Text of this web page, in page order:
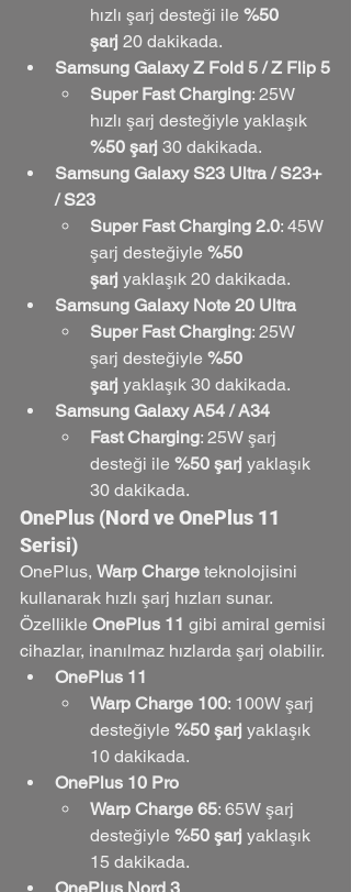
hızlı şarj desteği ile %50
şarj 20 dakikada.
Samsung Galaxy Z Fold 5 / Z Flip 5
Super Fast Charging: 25W
hızlı şarj desteğiyle yaklaşık
%50 şarj 30 dakikada.
Samsung Galaxy S23 Ultra / S23+
/ S23
Super Fast Charging 2.0: 45W
şarj desteğiyle %50
şarj yaklaşık 20 dakikada.
Samsung Galaxy Note 20 Ultra
Super Fast Charging: 25W
şarj desteğiyle %50
şarj yaklaşık 30 dakikada.
Samsung Galaxy A54 / A34
Fast Charging: 25W şarj
desteği ile %50 şarj yaklaşık
30 dakikada.
OnePlus (Nord ve OnePlus 11
Serisi)
OnePlus, Warp Charge teknolojisini
kullanarak hızlı şarj hızları sunar.
Özellikle OnePlus 11 gibi amiral gemisi
cihazlar, inanılmaz hızlarda şarj olabilir.
OnePlus 11
Warp Charge 100: 100W şarj
desteğiyle %50 şarj yaklaşık
10 dakikada.
OnePlus 10 Pro
Warp Charge 65: 65W şarj
desteğiyle %50 şarj yaklaşık
15 dakikada.
OnePlus Nord 3